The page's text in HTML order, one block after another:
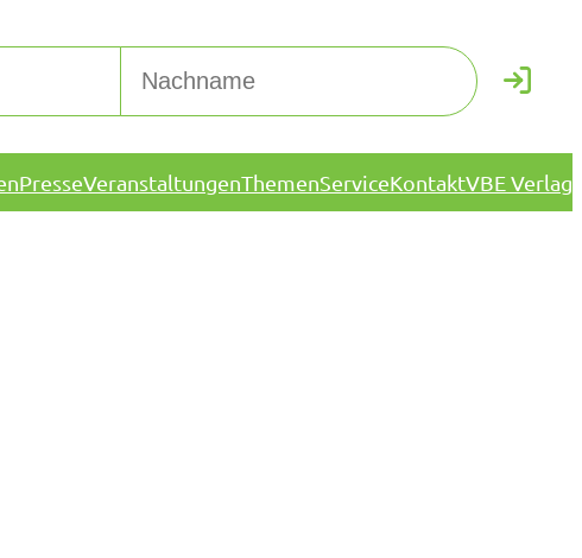
PresseVeranstaltungenThemenServiceKontaktVBE Verlag